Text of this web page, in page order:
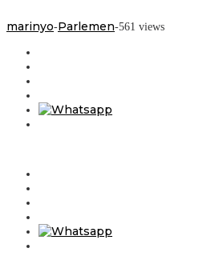
marinyo-Parlemen-561 views